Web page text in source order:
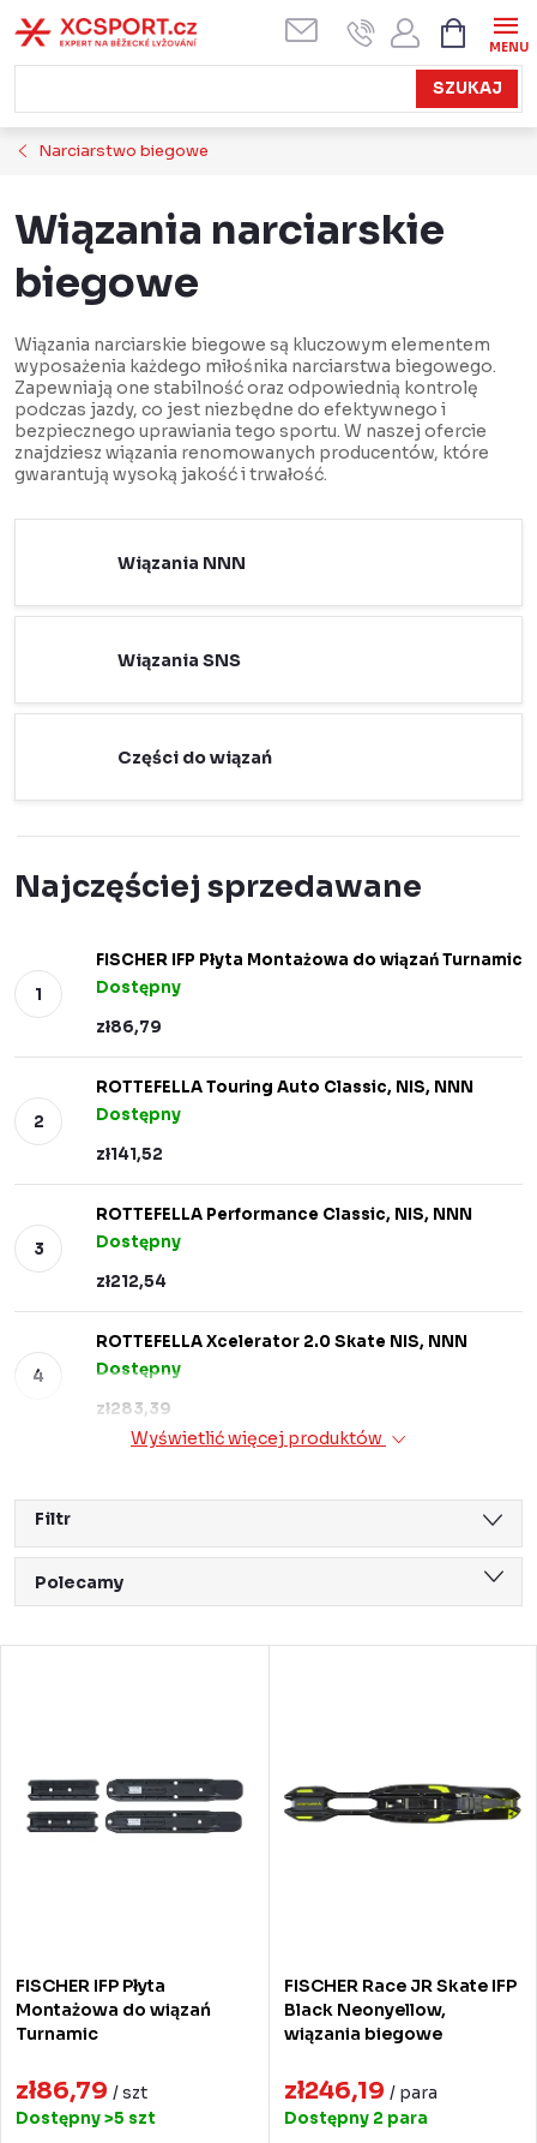
do
treści
SZUKAJ
Narciarstwo biegowe
Wiązania narciarskie
biegowe
Wiązania narciarskie biegowe są kluczowym elementem
wyposażenia każdego miłośnika narciarstwa biegowego.
Zapewniają one stabilność oraz odpowiednią kontrolę
podczas jazdy, co jest niezbędne do efektywnego i
bezpiecznego uprawiania tego sportu. W naszej ofercie
znajdziesz wiązania renomowanych producentów, które
gwarantują wysoką jakość i trwałość.
Wiązania NNN
Wiązania SNS
Części do wiązań
Najczęściej sprzedawane
FISCHER IFP Płyta Montażowa do wiązań Turnamic
Dostępny
zł86,79
ROTTEFELLA Touring Auto Classic, NIS, NNN
Dostępny
zł141,52
ROTTEFELLA Performance Classic, NIS, NNN
Dostępny
zł212,54
ROTTEFELLA Xcelerator 2.0 Skate NIS, NNN
Dostępny
zł283,39
Wyświetlić więcej produktów
Filtr
o
w
a
p
r
o
Polecamy
Alfabetycznie
a
d
u
k
FISCHER IFP Płyta
Montażowa do wiązań
Turnamic
zł86,79 / szt
Dostępny>5 szt
FISCHER Race JR Skate IFP
Black Neonyellow,
wiązania biegowe
zł246,19 / para
Dostępny 2 para